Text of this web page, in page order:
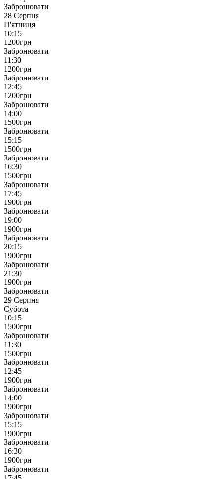
Забронювати
28 Серпня
П'ятниця
10:15
1200грн
Забронювати
11:30
1200грн
Забронювати
12:45
1200грн
Забронювати
14:00
1500грн
Забронювати
15:15
1500грн
Забронювати
16:30
1500грн
Забронювати
17:45
1900грн
Забронювати
19:00
1900грн
Забронювати
20:15
1900грн
Забронювати
21:30
1900грн
Забронювати
29 Серпня
Субота
10:15
1500грн
Забронювати
11:30
1500грн
Забронювати
12:45
1900грн
Забронювати
14:00
1900грн
Забронювати
15:15
1900грн
Забронювати
16:30
1900грн
Забронювати